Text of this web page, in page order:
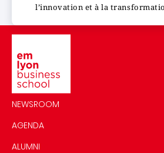
l’innovation et à la
NEWSROOM
AGENDA
ALUMNI